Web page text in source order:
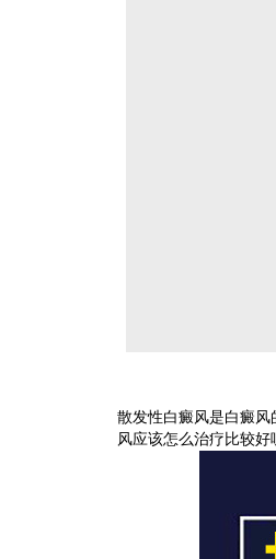
散发性白癜风是白癜
风应该怎么治疗比较好